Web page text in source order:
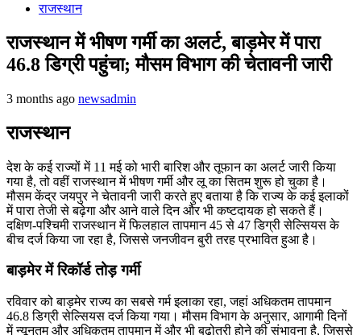
राजस्थान
राजस्थान में भीषण गर्मी का अलर्ट, बाड़मेर में पारा
46.8 डिग्री पहुंचा; मौसम विभाग की चेतावनी जारी
3 months ago newsadmin
राजस्थान
देश के कई राज्यों में 11 मई को भारी बारिश और तूफान का अलर्ट जारी किया
गया है, तो वहीं राजस्थान में भीषण गर्मी और लू का सितम शुरू हो चुका है।
मौसम केंद्र जयपुर ने चेतावनी जारी करते हुए बताया है कि राज्य के कई इलाकों
में पारा तेजी से बढ़ेगा और आने वाले दिन और भी कष्टदायक हो सकते हैं।
दक्षिण-पश्चिमी राजस्थान में फिलहाल तापमान 45 से 47 डिग्री सेल्सियस के
बीच दर्ज किया जा रहा है, जिससे जनजीवन बुरी तरह प्रभावित हुआ है।
बाड़मेर में रिकॉर्ड तोड़ गर्मी
रविवार को बाड़मेर राज्य का सबसे गर्म इलाका रहा, जहां अधिकतम तापमान
46.8 डिग्री सेल्सियस दर्ज किया गया। मौसम विभाग के अनुसार, आगामी दिनों
में न्यूनतम और अधिकतम तापमान में और भी बढ़ोतरी होने की संभावना है, जिससे